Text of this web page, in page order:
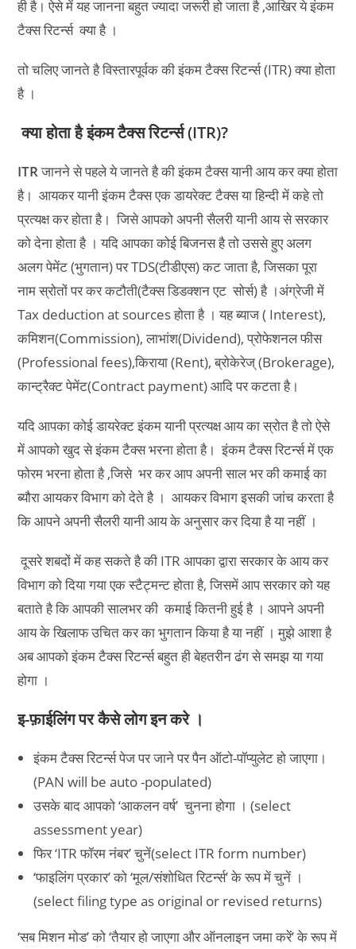
ही है। ऐसे में यह जानना बहुत ज्यादा जरूरी हो जाता है ,आखिर ये इंकम
टैक्स रिटर्न्स क्या है ।
तो चलिए जानते है विस्तारपूर्वक की इंकम टैक्स रिटर्न्स (ITR) क्या होता
है ।
क्या होता है इंकम टैक्स रिटर्न्स (ITR)?
ITRजानने से पहले ये जानते है की इंकम टैक्स यानी आय कर क्या होता
है। आयकर यानी इंकम टैक्स एक डायरेक्ट टैक्स या हिन्दी में कहे तो
प्रत्यक्ष कर होता है। जिसे आपको अपनी सैलरी यानी आय से सरकार
को देना होता है । यदि आपका कोई बिजनस है तो उससे हुए अलग
अलग पेमेंट (भुगतान) पर TDS(टीडीएस) कट जाता है, जिसका पूरा
नाम स्रोतों पर कर कटौती(टैक्स डिडक्शन एट सोर्स) है ।अंग्रेजी में
Tax deduction at sources होता है । यह ब्याज ( Interest),
कमिशन(Commission), लाभांश(Dividend), प्रोफेशनल फीस
(Professional fees),किराया (Rent), ब्रोकेरेज् (Brokerage),
कान्ट्रैक्ट पेमेंट(Contract payment) आदि पर कटता है।
यदि आपका कोई डायरेक्ट इंकम यानी प्रत्यक्ष आय का स्रोत है तो ऐसे
में आपको खुद से इंकम टैक्स भरना होता है। इंकम टैक्स रिटर्न्स में एक
फोरम भरना होता है ,जिसे भर कर आप अपनी साल भर की कमाई का
ब्यौरा आयकर विभाग को देते है । आयकर विभाग इसकी जांच करता है
कि आपने अपनी सैलरी यानी आय के अनुसार कर दिया है या नहीं ।
दूसरे शबदों में कह सकते है की ITR आपका द्वारा सरकार के आय कर
विभाग को दिया गया एक स्टैट्मन्ट होता है, जिसमें आप सरकार को यह
बताते है कि आपकी सालभर की कमाई कितनी हुई है । आपने अपनी
आय के खिलाफ उचित कर का भुगतान किया है या नहीं । मुझे आशा है
अब आपको इंकम टैक्स रिटर्न्स बहुत ही बेहतरीन ढंग से समझ या गया
होगा ।
इ-फ़ाईलिंग पर कैसे लोग इन करे।
इंकम टैक्स रिटर्न्स पेज पर जाने पर पैन ऑटो-पॉप्युलेट हो जाएगा।
(PAN will be auto -populated)
उसके बाद आपको ‘आकलन वर्ष’ चुनना होगा । (select
assessment year)
फिर ‘ITR फॉरम नंबर’ चुनें(select ITR form number)
‘फाइलिंग प्रकार’ को ‘मूल/संशोधित रिटर्न्स’ के रूप में चुनें ।
(select filing type as original or revised returns)
‘सब मिशन मोड’ को ‘तैयार हो जाएगा और ऑनलाइन जमा करें’ के रूप में